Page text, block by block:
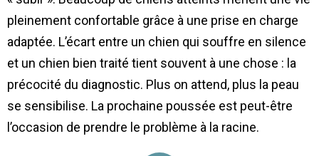
pleinement confortable grâce à une prise en charge
adaptée. L’écart entre un chien qui souffre en silence
et un chien bien traité tient souvent à une chose : la
précocité du diagnostic. Plus on attend, plus la peau
se sensibilise. La prochaine poussée est peut-être
l’occasion de prendre le problème à la racine.